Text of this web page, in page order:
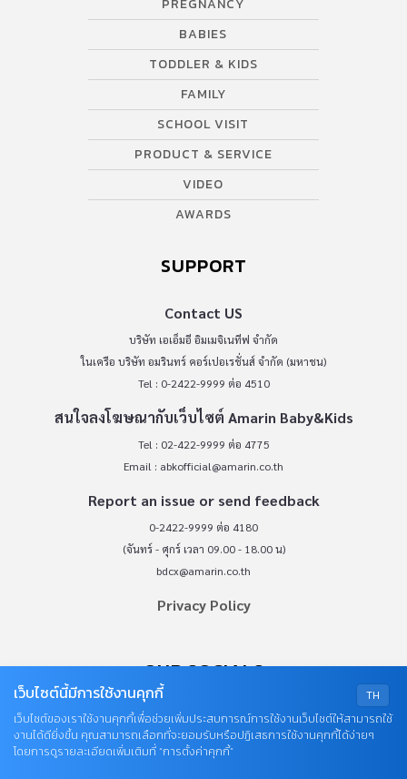
PREGNANCY
BABIES
TODDLER & KIDS
FAMILY
SCHOOL VISIT
PRODUCT & SERVICE
VIDEO
AWARDS
SUPPORT
Contact US
บริษัท เอเอ็มอี อิมเมจิเนทีฟ จำกัด
ในเครือ บริษัท อมรินทร์ คอร์เปอเรชั่นส์ จำกัด (มหาชน)
Tel : 0-2422-9999 ต่อ 4510
สนใจลงโฆษณากับเว็บไซต์ Amarin Baby&Kids
Tel : 02-422-9999 ต่อ 4775
Email : abkofficial@amarin.co.th
Report an issue or send feedback
0-2422-9999 ต่อ 4180
(จันทร์ - ศุกร์ เวลา 09.00 - 18.00 น)
bdcx@amarin.co.th
Privacy Policy
OUR SOCIALS
TH
เว็บไซต์นี้มีการใช้งานคุกกี้
เว็บไซต์ของเราใช้งานคุกกี้เพื่อช่วยเพิ่มประสบการณ์การใช้งานเว็บไซต์ให้สามารถใช้
งานได้ดียิ่งขึ้น คุณสามารถเลือกที่จะยอมรับหรือปฏิเสธการใช้งานคุกกี้ได้ง่ายๆ
โดยการดูรายละเอียดเพิ่มเติมที่ “การตั้งค่าคุกกี้”